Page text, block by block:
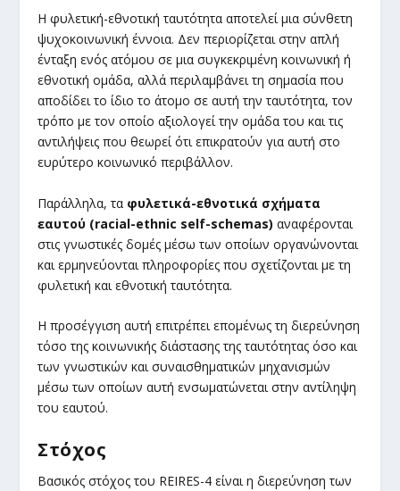
Η φυλετική-εθνοτική ταυτότητα αποτελεί μια σύνθετη
ψυχοκοινωνική έννοια. Δεν περιορίζεται στην απλή
ένταξη ενός ατόμου σε μια συγκεκριμένη κοινωνική ή
εθνοτική ομάδα, αλλά περιλαμβάνει τη σημασία που
αποδίδει το ίδιο το άτομο σε αυτή την ταυτότητα, τον
τρόπο με τον οποίο αξιολογεί την ομάδα του και τις
αντιλήψεις που θεωρεί ότι επικρατούν για αυτή στο
ευρύτερο κοινωνικό περιβάλλον.
Παράλληλα, τα φυλετικά-εθνοτικά σχήματα
εαυτού (racial-ethnic self-schemas) αναφέρονται
στις γνωστικές δομές μέσω των οποίων οργανώνονται
και ερμηνεύονται πληροφορίες που σχετίζονται με τη
φυλετική και εθνοτική ταυτότητα.
Η προσέγγιση αυτή επιτρέπει επομένως τη διερεύνηση
τόσο της κοινωνικής διάστασης της ταυτότητας όσο και
των γνωστικών και συναισθηματικών μηχανισμών
μέσω των οποίων αυτή ενσωματώνεται στην αντίληψη
του εαυτού.
Στόχος
Βασικός στόχος του REIRES-4 είναι η διερεύνηση των